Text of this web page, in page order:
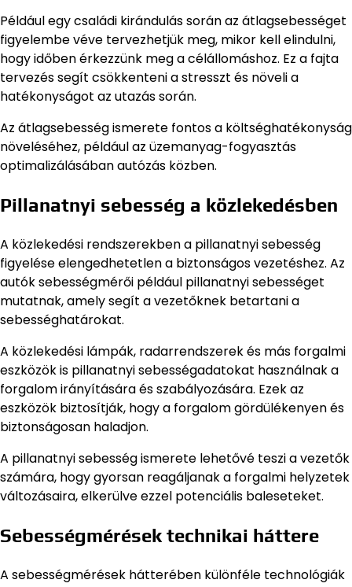
Például egy családi kirándulás során az átlagsebességet
figyelembe véve tervezhetjük meg, mikor kell elindulni,
hogy időben érkezzünk meg a célállomáshoz. Ez a fajta
tervezés segít csökkenteni a stresszt és növeli a
hatékonyságot az utazás során.
Az átlagsebesség ismerete fontos a költséghatékonyság
növeléséhez, például az üzemanyag-fogyasztás
optimalizálásában autózás közben.
Pillanatnyi sebesség a közlekedésben
A közlekedési rendszerekben a pillanatnyi sebesség
figyelése elengedhetetlen a biztonságos vezetéshez. Az
autók sebességmérői például pillanatnyi sebességet
mutatnak, amely segít a vezetőknek betartani a
sebességhatárokat.
A közlekedési lámpák, radarrendszerek és más forgalmi
eszközök is pillanatnyi sebességadatokat használnak a
forgalom irányítására és szabályozására. Ezek az
eszközök biztosítják, hogy a forgalom gördülékenyen és
biztonságosan haladjon.
A pillanatnyi sebesség ismerete lehetővé teszi a vezetők
számára, hogy gyorsan reagáljanak a forgalmi helyzetek
változásaira, elkerülve ezzel potenciális baleseteket.
Sebességmérések technikai háttere
A sebességmérések hátterében különféle technológiák